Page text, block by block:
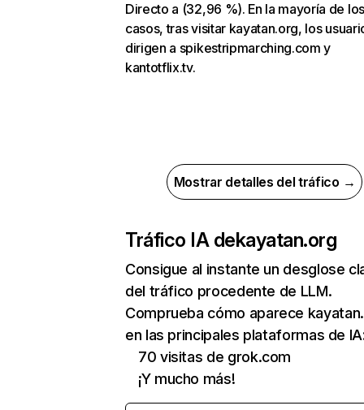
Directo a (32,96 %). En la mayoría de los
casos, tras visitar kayatan.org, los
dirigen a spikestripmarching.com y
kantotflix.tv.
Mostrar detalles del tráfico →
Tráfico IA dekayatan.org
Consigue al instante un desglose
del tráfico procedente de LLM.
Comprueba cómo aparece
en las principales plataformas de
70 visitas de grok.com
¡Y mucho más!